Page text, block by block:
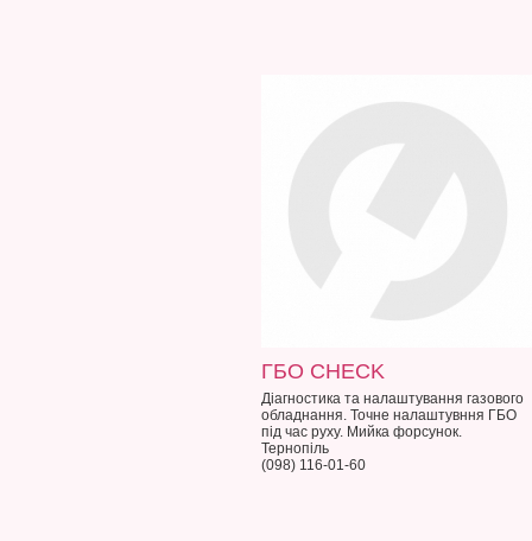
ГБО CHECK
Діагностика та налаштування газового
обладнання. Точне налаштувння ГБО
під час руху. Мийка форсунок.
Тернопіль
(098) 116-01-60